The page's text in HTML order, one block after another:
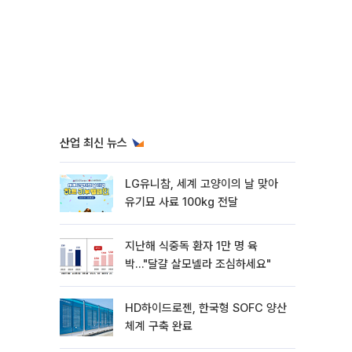
산업 최신 뉴스
LG유니참, 세계 고양이의 날 맞아
유기묘 사료 100kg 전달
지난해 식중독 환자 1만 명 육
박…"달걀 살모넬라 조심하세요"
HD하이드로젠, 한국형 SOFC 양산
체계 구축 완료